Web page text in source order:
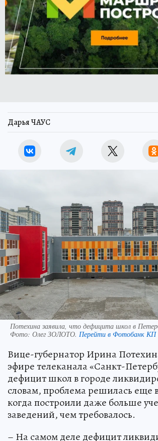
Дарья ЧАУС
Потехина заявила, что дефицита школ в
Фото: Олег ЗОЛОТО. Перейти в Фотобанк КП
Вице-губернатор Ирина
эфире телеканала «Санкт-
дефицит школ в городе
словам, проблема решилась еще в
когда построили даже больше
заведений, чем требовалось.
– На самом деле дефицит